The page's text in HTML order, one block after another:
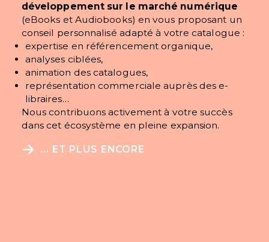
développement sur le marché numérique
(eBooks et Audiobooks) en vous proposant un
conseil personnalisé adapté à votre catalogue :
expertise en référencement organique,
analyses ciblées,
animation des catalogues,
représentation commerciale auprès des e-
libraires…
Nous contribuons activement à votre succès
dans cet écosystème en pleine expansion.
... ET PLUS ENCORE